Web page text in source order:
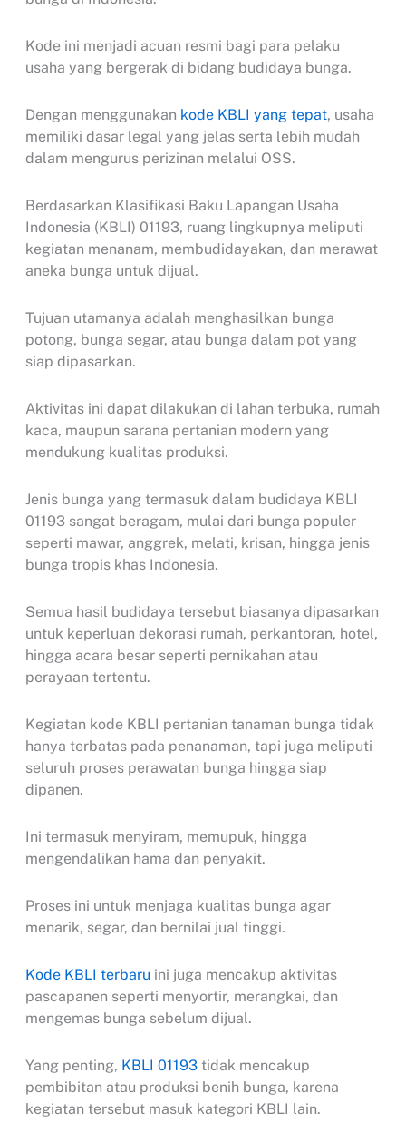
Kode ini menjadi acuan resmi bagi para pelaku
usaha yang bergerak di bidang budidaya bunga.
Dengan menggunakan kode KBLI yang tepat, usaha
memiliki dasar legal yang jelas serta lebih mudah
dalam mengurus perizinan melalui OSS.
Berdasarkan Klasifikasi Baku Lapangan Usaha
Indonesia (KBLI) 01193, ruang lingkupnya meliputi
kegiatan menanam, membudidayakan, dan merawat
aneka bunga untuk dijual.
Tujuan utamanya adalah menghasilkan bunga
potong, bunga segar, atau bunga dalam pot yang
siap dipasarkan.
Aktivitas ini dapat dilakukan di lahan terbuka, rumah
kaca, maupun sarana pertanian modern yang
mendukung kualitas produksi.
Jenis bunga yang termasuk dalam budidaya KBLI
01193 sangat beragam, mulai dari bunga populer
seperti mawar, anggrek, melati, krisan, hingga jenis
bunga tropis khas Indonesia.
Semua hasil budidaya tersebut biasanya dipasarkan
untuk keperluan dekorasi rumah, perkantoran, hotel,
hingga acara besar seperti pernikahan atau
perayaan tertentu.
Kegiatan kode KBLI pertanian tanaman bunga tidak
hanya terbatas pada penanaman, tapi juga meliputi
seluruh proses perawatan bunga hingga siap
dipanen.
Ini termasuk menyiram, memupuk, hingga
mengendalikan hama dan penyakit.
Proses ini untuk menjaga kualitas bunga agar
menarik, segar, dan bernilai jual tinggi.
Kode KBLI terbaru ini juga mencakup aktivitas
pascapanen seperti menyortir, merangkai, dan
mengemas bunga sebelum dijual.
Yang penting, KBLI 01193tidak mencakup
pembibitan atau produksi benih bunga, karena
kegiatan tersebut masuk kategori KBLI lain.